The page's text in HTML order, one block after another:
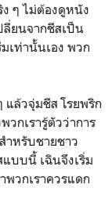
ๆ ไม่ต้องดูหนัง
ลี่ยนจากชีสเป็น
เท่านั้นเอง พวก
ล้วจุ่มชีส โรยพริก
กเรารู้ตัวว่าการ
ำหรับชายชาว
บบนี้ เฉินจึงเริ่ม
วกเราควรแดก